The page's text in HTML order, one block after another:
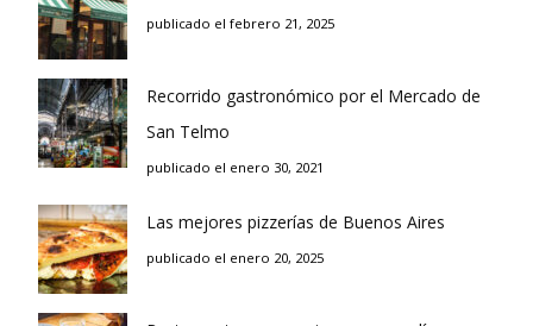
publicado el febrero 21, 2025
Recorrido gastronómico por el Mercado de
San Telmo
publicado el enero 30, 2021
Las mejores pizzerías de Buenos Aires
publicado el enero 20, 2025